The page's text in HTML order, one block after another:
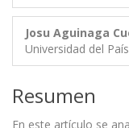
Josu Aguinaga
Universidad del
Resumen
En este artículo se